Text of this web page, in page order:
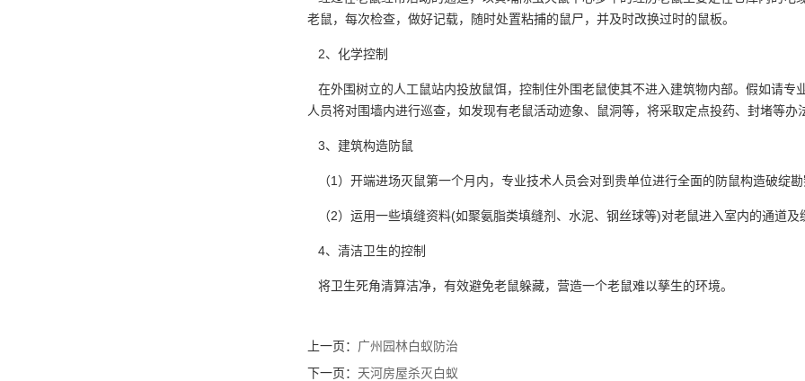
老鼠，每次检查，做好记载，随时处置粘捕的鼠尸，并及时改换过时的鼠板。
2、化学控制
在外围树立的人工鼠站内投放鼠饵，控制住外围老鼠使其不进入建筑物内部。假如请
人员将对围墙内进行巡查，如发现有老鼠活动迹象、鼠洞等，将采取定点投药、封堵等办
3、建筑构造防鼠
（1）开端进场灭鼠第一个月内，专业技术人员会对到贵单位进行全面的防鼠构造破绽
（2）运用一些填缝资料(如聚氨脂类填缝剂、水泥、钢丝球等)对老鼠进入室内的通道
4、清洁卫生的控制
将卫生死角清算洁净，有效避免老鼠躲藏，营造一个老鼠难以孳生的环境。
上一页： 广州园林白蚁防治
下一页： 天河房屋杀灭白蚁